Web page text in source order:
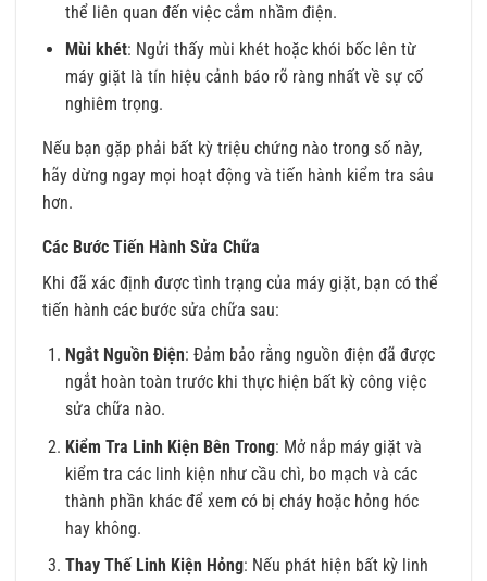
thể liên quan đến việc cắm nhầm điện.
Mùi khét: Ngửi thấy mùi khét hoặc khói bốc lên từ
máy giặt là tín hiệu cảnh báo rõ ràng nhất về sự cố
nghiêm trọng.
Nếu bạn gặp phải bất kỳ triệu chứng nào trong số này,
hãy dừng ngay mọi hoạt động và tiến hành kiểm tra sâu
hơn.
Các Bước Tiến Hành Sửa Chữa
Khi đã xác định được tình trạng của máy giặt, bạn có thể
tiến hành các bước sửa chữa sau:
Ngắt Nguồn Điện: Đảm bảo rằng nguồn điện đã được
ngắt hoàn toàn trước khi thực hiện bất kỳ công việc
sửa chữa nào.
Kiểm Tra Linh Kiện Bên Trong: Mở nắp máy giặt và
kiểm tra các linh kiện như cầu chì, bo mạch và các
thành phần khác để xem có bị cháy hoặc hỏng hóc
hay không.
Thay Thế Linh Kiện Hỏng: Nếu phát hiện bất kỳ linh